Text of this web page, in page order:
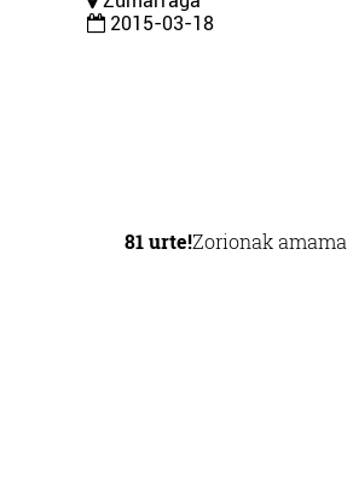
2015-03-18
81 urte!Zorionak amama.